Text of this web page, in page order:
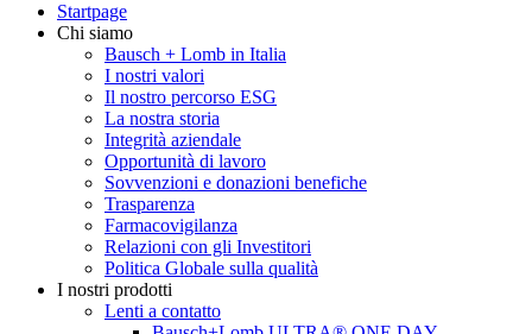
Startpage
Chi siamo
Bausch + Lomb in Italia
I nostri valori
Il nostro percorso ESG
La nostra storia
Integrità aziendale
Opportunità di lavoro
Sovvenzioni e donazioni benefiche
Trasparenza
Farmacovigilanza
Relazioni con gli Investitori
Politica Globale sulla qualità
I nostri prodotti
Lenti a contatto